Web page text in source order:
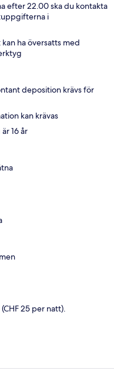
efter 22.00 ska du kontakta
i
ha översatts med
deposition krävs för
kan krävas
16 år
25 per natt).